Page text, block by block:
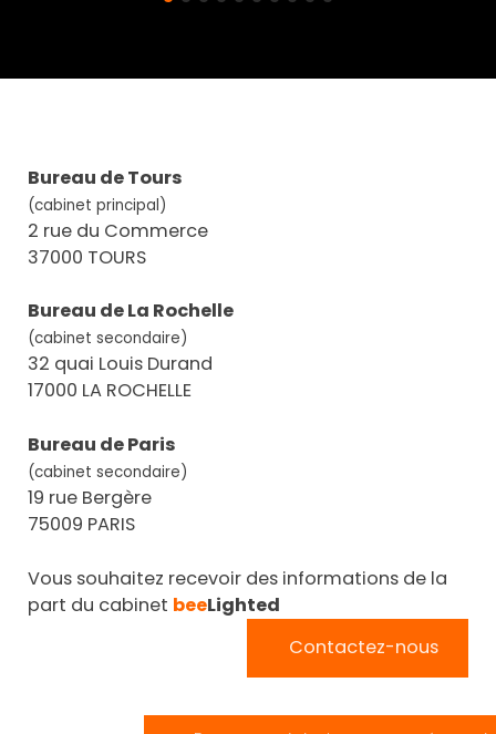
Bureau de Tours
(cabinet principal)
2 rue du Commerce
37000 TOURS
Bureau de La Rochelle
(cabinet secondaire)
32 quai Louis Durand
17000 LA ROCHELLE
Bureau de Paris
(cabinet secondaire)
19 rue Bergère
75009 PARIS
Vous souhaitez recevoir des informations de la
part du cabinet beeLighted
Contactez-nous